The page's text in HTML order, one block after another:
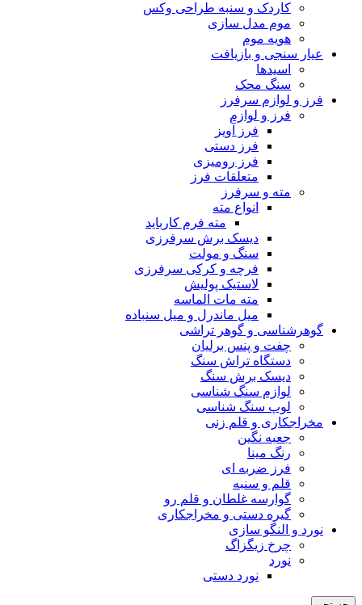
کاردک و سنبه طراحی وکس
موم مدل سازی
هویه موم
عیار سنجی و بازیافت
اسیدها
سنگ محک
فرز و لوازم سرفرز
فرز و لوازم
فرز آویز
فرز دستی
فرز رومیزی
متعلقات فرز
مته و سرفرز
انواع مته
مته فرم کارباید
دیسک برش سرفرزی
سنگ و مولت
فرچه و کرکی سرفرزی
لاستیک پولیش
مته مات الماسه
میل ماندرل و میل سنباده
گوهرشناسی و گوهر تراشی
چفت و پنس برلیان
دستگاه تراش سنگ
دیسک برش سنگ
لوازم سنگ شناسی
لوپ سنگ شناسی
مخراجکاری و قلم زنی
جعبه نگین
رنگ مینا
فرز ضربه ای
قلم و سنبه
گوارسه غلطان و قلم رو
گیره دستی و مخراجکاری
نورد و النگو سازی
چرخ زیگزاگ
نورد
نورد دستی